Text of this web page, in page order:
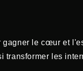
le cœur et
transformer les